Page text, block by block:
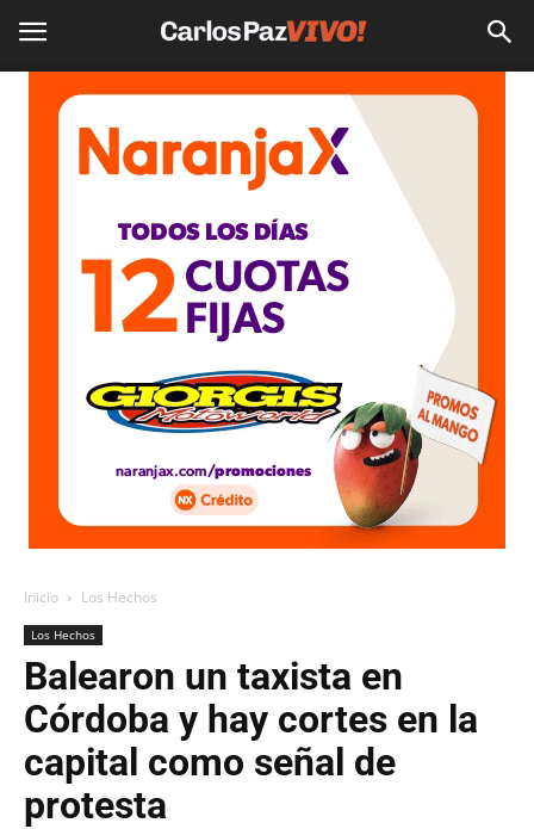
Inicio Los Hechos
Los Hechos
Balearon un taxista en
Córdoba y hay cortes en la
capital como señal de
protesta